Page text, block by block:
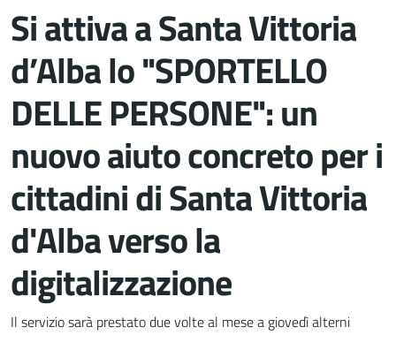
Si attiva a Santa Vittoria
d’Alba lo "SPORTELLO
DELLE PERSONE": un
nuovo aiuto concreto per i
cittadini di Santa Vittoria
d'Alba verso la
digitalizzazione
Dettagli del documento
Il servizio sarà prestato due volte al mese a giovedì alterni